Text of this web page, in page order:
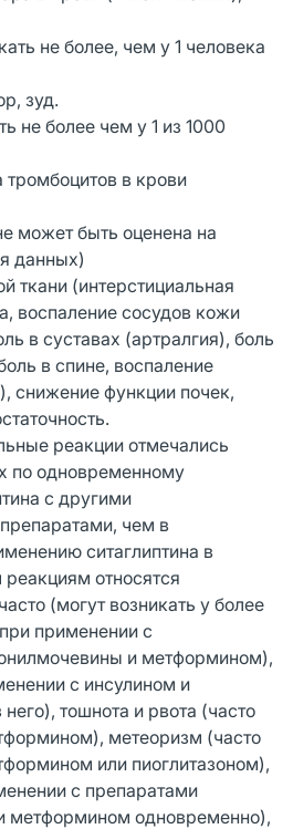
не более, чем у 1 человека
зуд.
не более чем у 1 из 1000
в крови
может быть оценена на
данных)
ткани (интерстициальная
воспаление сосудов кожи
в суставах (артралгия), боль
в спине, воспаление
снижение функции почек,
реакции отмечались
по одновременному
с другими
чем в
ситаглиптина в
относятся
(могут возникать у более
применении с
и метформином),
с инсулином и
тошнота и рвота (часто
метеоризм (часто
или пиоглитазоном),
с препаратами
метформином одновременно),